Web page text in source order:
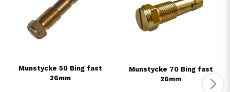
Munstycke 50 Bing fast
26mm
Munstycke 70 Bing fast
26mm